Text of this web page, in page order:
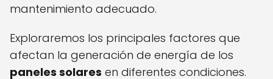
mantenimiento adecuado.
Exploraremos los principales factores que
afectan la generación de energía de los
paneles solares en diferentes condiciones.